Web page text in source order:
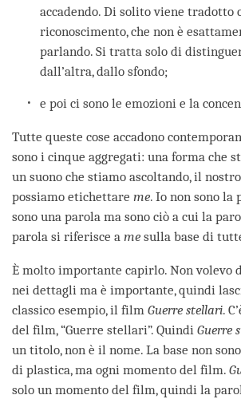
accadendo. Di solito viene tradotto
riconoscimento, che non è
parlando. Si tratta solo di
dall’altra, dallo sfondo;
e poi ci sono le emozioni e la
Tutte queste cose accadono
sono i cinque aggregati: una forma che
un suono che stiamo ascoltando, il nostro
possiamo etichettare me. Io non sono la
sono una parola ma sono ciò a cui la
parola si riferisce a me sulla base di
È molto importante capirlo. Non volevo
nei dettagli ma è importante, quindi
classico esempio, il film Guerre stellari.
del film, “Guerre stellari”. Quindi Guerre
un titolo, non è il nome. La base non
di plastica, ma ogni momento del film.
solo un momento del film, quindi la